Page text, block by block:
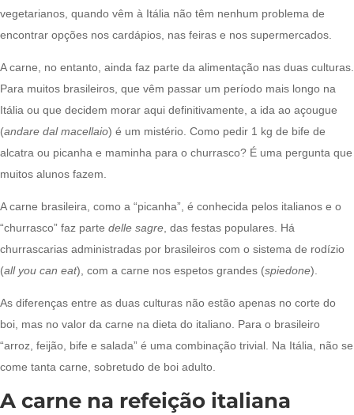
vegetarianos, quando vêm à Itália não têm nenhum problema de
encontrar opções nos cardápios, nas feiras e nos supermercados.
A carne, no entanto, ainda faz parte da alimentação nas duas culturas.
Para muitos brasileiros, que vêm passar um período mais longo na
Itália ou que decidem morar aqui definitivamente, a ida ao açougue
(andare dal macellaio) é um mistério. Como pedir 1 kg de bife de
alcatra ou picanha e maminha para o churrasco? É uma pergunta que
muitos alunos fazem.
A carne brasileira, como a “picanha”, é conhecida pelos italianos e o
“churrasco” faz parte delle sagre , das festas populares. Há
churrascarias administradas por brasileiros com o sistema de rodízio
(all you can eat), com a carne nos espetos grandes (spiedone).
As diferenças entre as duas culturas não estão apenas no corte do
boi, mas no valor da carne na dieta do italiano. Para o brasileiro
“arroz, feijão, bife e salada” é uma combinação trivial. Na Itália, não se
come tanta carne, sobretudo de boi adulto.
A carne na refeição italiana